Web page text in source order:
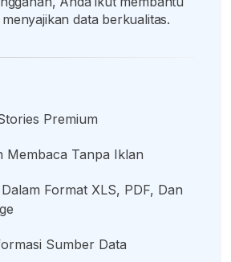
data berkualitas.
Premium
Membaca Tanpa Iklan
Format XLS, PDF, Dan
Sumber Data